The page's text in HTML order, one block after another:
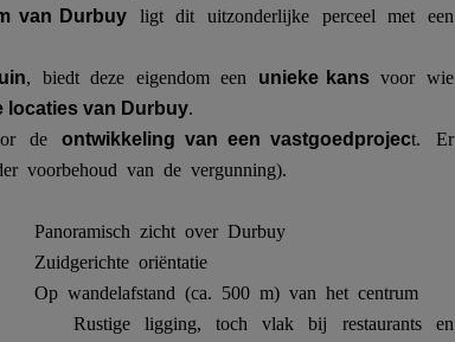
van Durbuy ligt dit uitzonderlijke perceel met een
, biedt deze eigendom een unieke kansvoor wie
locaties van Durbuy
de ontwikkeling van een vastgoedproject. Er
voorbehoud van de vergunning).
Panoramisch zicht over Durbuy
Zuidgerichte oriëntatie
Op wandelafstand (ca. 500 m) van het centrum
Rustige ligging, toch vlak bij restaurants en